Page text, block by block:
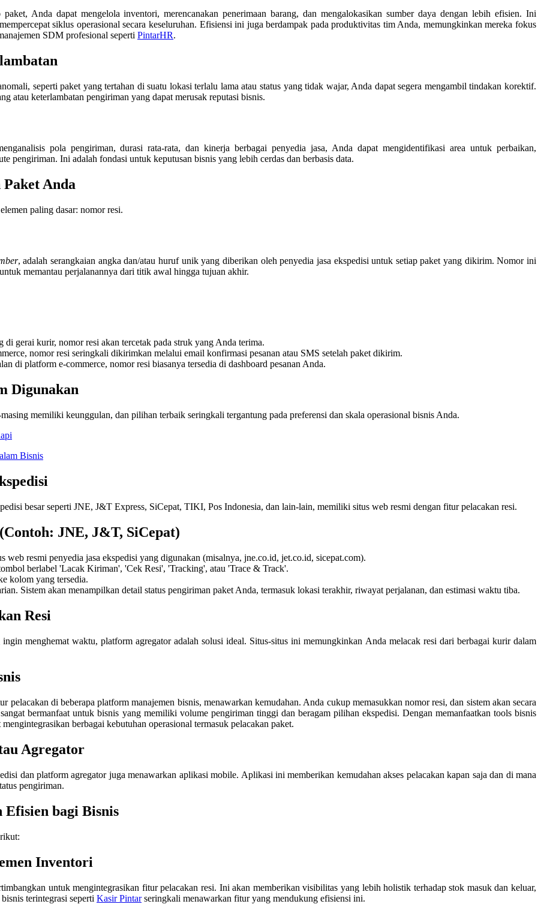
Anda dapat mengelola inventori, merencanakan penerimaan barang, dan mengalokasikan sumber daya dengan lebih efisien. Ini
siklus operasional secara keseluruhan. Efisiensi ini juga berdampak pada produktivitas tim Anda, memungkinkan mereka fokus
SDM profesional seperti PintarHR.
seperti paket yang tertahan di suatu lokasi terlalu lama atau status yang tidak wajar, Anda dapat segera mengambil tindakan korektif.
atau keterlambatan pengiriman yang dapat merusak reputasi bisnis.
pola pengiriman, durasi rata-rata, dan kinerja berbagai penyedia jasa, Anda dapat mengidentifikasi area untuk perbaikan,
pengiriman. Ini adalah fondasi untuk keputusan bisnis yang lebih cerdas dan berbasis data.
Anda
paling dasar: nomor resi.
, adalah serangkaian angka dan/atau huruf unik yang diberikan oleh penyedia jasa ekspedisi untuk setiap paket yang dikirim. Nomor ini
memantau perjalanannya dari titik awal hingga tujuan akhir.
di gerai kurir, nomor resi akan tercetak pada struk yang Anda terima.
nomor resi seringkali dikirimkan melalui email konfirmasi pesanan atau SMS setelah paket dikirim.
di platform e-commerce, nomor resi biasanya tersedia di dashboard pesanan Anda.
Digunakan
memiliki keunggulan, dan pilihan terbaik seringkali tergantung pada preferensi dan skala operasional bisnis Anda.
Bisnis
besar seperti JNE, J&T Express, SiCepat, TIKI, Pos Indonesia, dan lain-lain, memiliki situs web resmi dengan fitur pelacakan resi.
JNE, J&T, SiCepat)
web resmi penyedia jasa ekspedisi yang digunakan (misalnya, jne.co.id, jet.co.id, sicepat.com).
berlabel 'Lacak Kiriman', 'Cek Resi', 'Tracking', atau 'Trace & Track'.
kolom yang tersedia.
Sistem akan menampilkan detail status pengiriman paket Anda, termasuk lokasi terakhir, riwayat perjalanan, dan estimasi waktu tiba.
Resi
menghemat waktu, platform agregator adalah solusi ideal. Situs-situs ini memungkinkan Anda melacak resi dari berbagai kurir dalam
di beberapa platform manajemen bisnis, menawarkan kemudahan. Anda cukup memasukkan nomor resi, dan sistem akan secara
bermanfaat untuk bisnis yang memiliki volume pengiriman tinggi dan beragam pilihan ekspedisi. Dengan memanfaatkan tools bisnis
mengintegrasikan berbagai kebutuhan operasional termasuk pelacakan paket.
Agregator
dan platform agregator juga menawarkan aplikasi mobile. Aplikasi ini memberikan kemudahan akses pelacakan kapan saja dan di mana
pengiriman.
Efisien bagi Bisnis
Inventori
untuk mengintegrasikan fitur pelacakan resi. Ini akan memberikan visibilitas yang lebih holistik terhadap stok masuk dan keluar,
terintegrasi seperti Kasir Pintarseringkali menawarkan fitur yang mendukung efisiensi ini.